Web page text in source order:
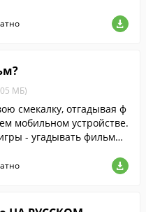
МБ)
смекалку, отгадывая ф
мобильном устройстве.
- угадывать фильмы